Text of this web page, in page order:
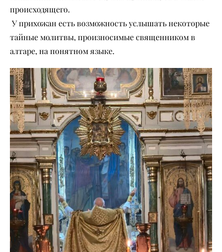
происходящего.
У прихожан есть возможность услышать некоторые
тайные молитвы, произносимые священником в
алтаре, на понятном языке.